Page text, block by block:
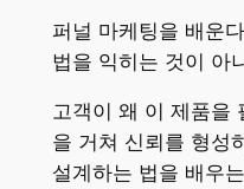
퍼널 마케팅을 배운
법을 익히는 것이 아
고객이 왜 이 제품을
을 거쳐 신뢰를 형성
설계하는 법을 배우